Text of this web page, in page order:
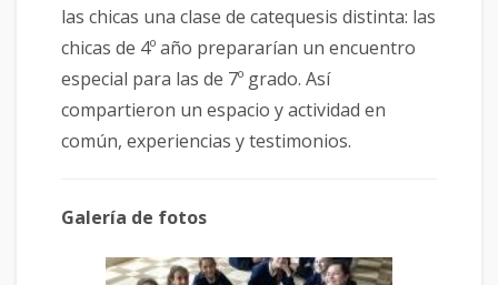
las chicas una clase de catequesis distinta: las
chicas de 4º año prepararían un encuentro
especial para las de 7º grado. Así
compartieron un espacio y actividad en
común, experiencias y testimonios.
Galería de fotos